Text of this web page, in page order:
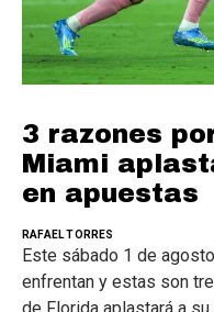
3 razones
Miami
en apuestas
RAFAEL TORRES
Este sábado 1 de
enfrentan y estas son